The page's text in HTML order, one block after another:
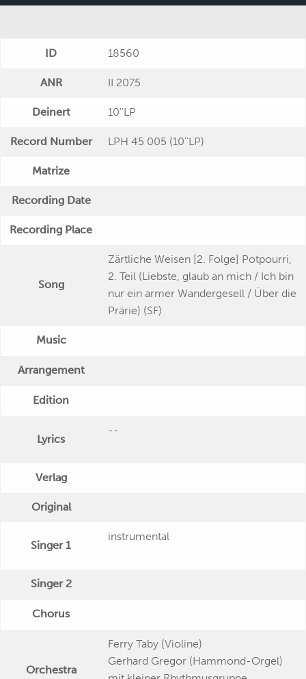
ID 18560
ANR II 2075
Deinert 10''LP
Record Number LPH 45 005 (10''LP)
Matrize
Recording Date
Recording Place
Song
Zärtliche Weisen [2. Folge] Potpourri,
2. Teil (Liebste, glaub an mich / Ich bin
nur ein armer Wandergesell / Über die
Prärie) (SF)
Music
Arrangement
Edition
Lyrics
--
Verlag
Original
Singer 1
instrumental
Singer 2
Chorus
Orchestra
Ferry Taby (Violine)
Gerhard Gregor (Hammond-Orgel)